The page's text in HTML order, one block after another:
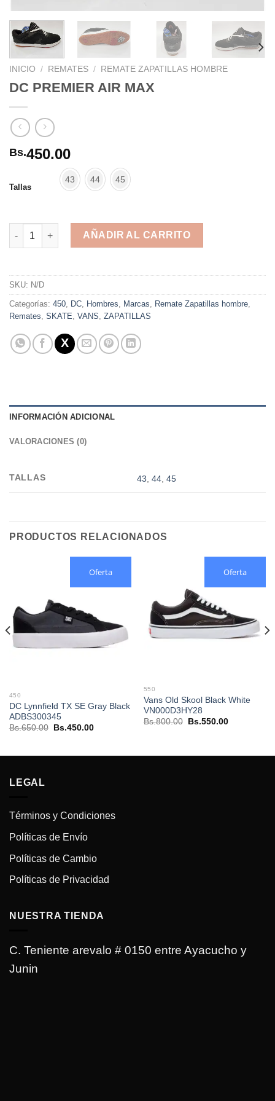
INICIO / REMATES / REMATE ZAPATILLAS HOMBRE
DC PREMIER AIR MAX
Bs.450.00
Tallas
43 44 45
DC PREMIER AIR MAX cantidad
AÑADIR AL CARRITO
SKU: N/D
Categorías: 450, DC, Hombres, Marcas, Remate Zapatillas hombre,
Remates, SKATE, VANS, ZAPATILLAS
INFORMACIÓN ADICIONAL
VALORACIONES (0)
TALLAS 43 ,44 ,45
PRODUCTOS RELACIONADOS
Oferta
450
DC Lynnfield TX SE Gray Black
ADBS300345
Bs.650.00
El
Bs.450.00El
Oferta
550
Vans Old Skool Black White
VN000D3HY28
Bs.800.00
El
Bs.550.00El
LEGAL
Términos y Condiciones
Políticas de Envío
Políticas de Cambio
Políticas de Privacidad
NUESTRA TIENDA
C. Teniente arevalo # 0150 entre Ayacucho y
Junin